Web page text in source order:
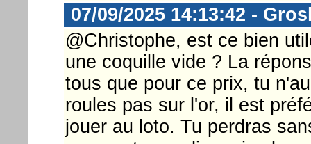
07/09/2025 14:13:42 -
@Christophe, est ce bien
une coquille vide ? La
tous que pour ce prix, tu
roules pas sur l'or, il est
jouer au loto. Tu perdras